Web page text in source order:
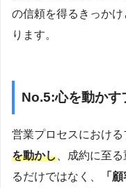
の信頼を得るきっか
ります。
No.5:心を動かす
営業プロセスにおける
を動かし 、成約に至
るだけではなく、
「